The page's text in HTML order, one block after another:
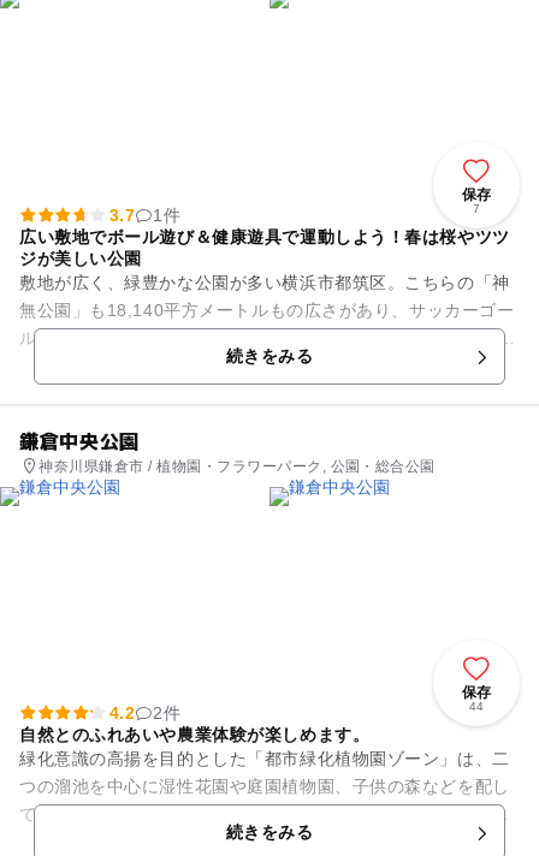
保存
7
3.7
1件
広い敷地でボール遊び＆健康遊具で運動しよう！春は桜やツツ
ジが美しい公園
敷地が広く、緑豊かな公園が多い横浜市都筑区。こちらの「神
無公園」も18,140平方メートルもの広さがあり、サッカーゴー
ルが設置されているグラウンドでボール遊びを楽しめます。 健
続きをみる
鎌倉中央公園
神奈川県鎌倉市 / 植物園・フラワーパーク, 公園・総合公園
保存
44
4.2
2件
自然とのふれあいや農業体験が楽しめます。
緑化意識の高揚を目的とした「都市緑化植物園ゾーン」は、二
つの溜池を中心に湿性花園や庭園植物園、子供の森などを配し
ています。現存する田畑などの景観を保ちながら多様な余暇活
動の場として利用できる「自...続きをみる